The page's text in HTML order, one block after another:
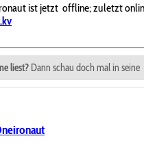
ist jetzt offline; zuletzt
liest? Dann schau doch mal in seine